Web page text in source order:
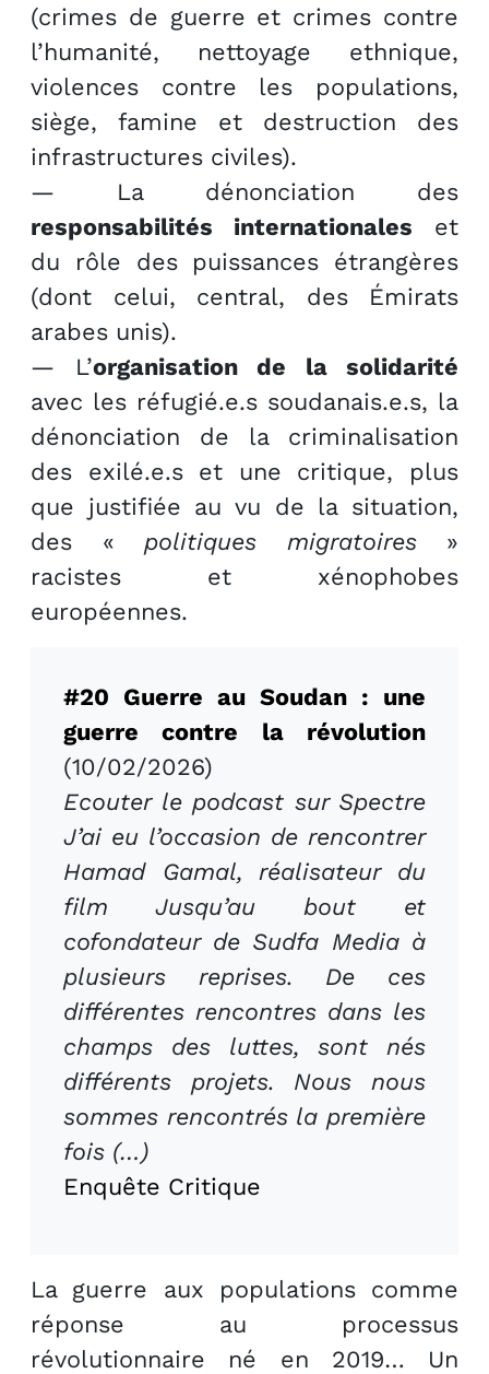
(crimes de guerre et crimes contre
l’humanité, nettoyage ethnique,
violences contre les populations,
siège, famine et destruction des
infrastructures civiles).
— La dénonciation des
responsabilités internationales et
du rôle des puissances étrangères
(dont celui, central, des Émirats
arabes unis).
— L’organisation de la solidarité
avec les réfugié.e.s soudanais.e.s, la
dénonciation de la criminalisation
des exilé.e.s et une critique, plus
que justifiée au vu de la situation,
des « politiques migratoires»
racistes et xénophobes
européennes.
#20 Guerre au Soudan : une
guerre contre la révolution
(10/02/2026)
Ecouter le podcast sur Spectre
J’ai eu l’occasion de rencontrer
Hamad Gamal, réalisateur du
film Jusqu’au bout et
cofondateur de Sudfa Media à
plusieurs reprises. De ces
différentes rencontres dans les
champs des luttes, sont nés
différents projets. Nous nous
sommes rencontrés la première
fois (…)
Enquête Critique
La guerre aux populations comme
réponse au processus
révolutionnaire né en 2019… Un